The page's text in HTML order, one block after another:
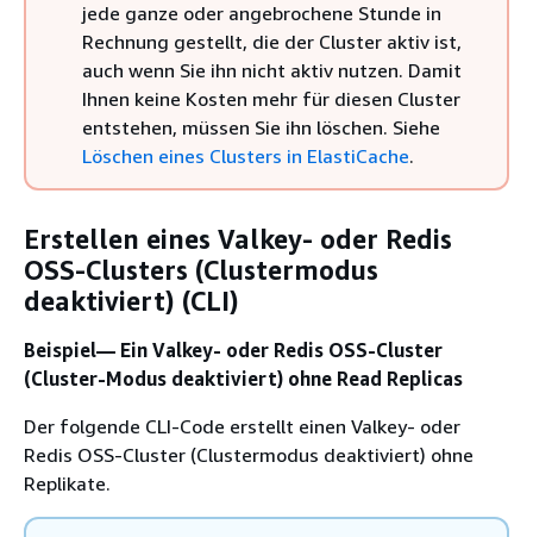
jede ganze oder angebrochene Stunde in
Rechnung gestellt, die der Cluster aktiv ist,
auch wenn Sie ihn nicht aktiv nutzen. Damit
Ihnen keine Kosten mehr für diesen Cluster
entstehen, müssen Sie ihn löschen. Siehe
Löschen eines Clusters in ElastiCache.
Erstellen eines Valkey- oder Redis
OSS-Clusters (Clustermodus
deaktiviert) (CLI)
Beispiel— Ein Valkey- oder Redis OSS-Cluster
(Cluster-Modus deaktiviert) ohne Read Replicas
Der folgende CLI-Code erstellt einen Valkey- oder
Redis OSS-Cluster (Clustermodus deaktiviert) ohne
Replikate.